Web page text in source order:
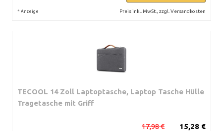
* Anzeige Preis inkl. MwSt., zzgl. Versandkosten
TECOOL 14 Zoll Laptoptasche, Laptop Tasche Hülle
Tragetasche mit Griff
15,28 €
17,98 €